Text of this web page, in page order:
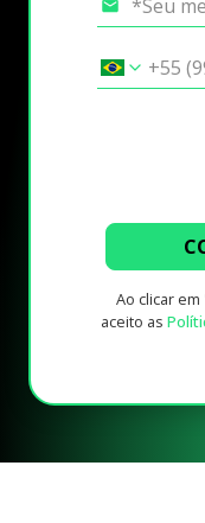
Ao clicar
aceito as